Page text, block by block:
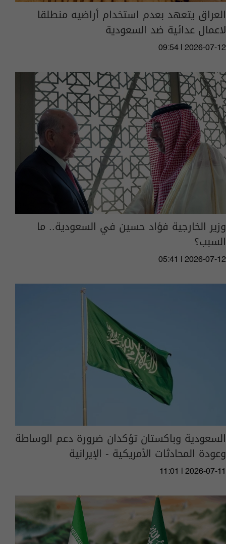
العراق يتعهد بعدم استخدام أراضيه منطلقا
لاعمال عدائية ضد السعودية
09:54 | 2026-07-12
وزير الخارجية فؤاد حسين في السعودية.. ما
السبب؟
05:41 | 2026-07-12
السعودية وباكستان تؤكدان ضرورة دعم الوساطة
وعودة المحادثات الأمريكية - الإيرانية
11:01 | 2026-07-11